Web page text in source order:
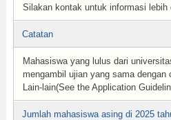
Silakan kontak untuk informasi lebih
Catatan
Mahasiswa yang lulus dari
mengambil ujian yang sama dengan
Lain-lain(See the Application
Jumlah mahasiswa asing di 2025